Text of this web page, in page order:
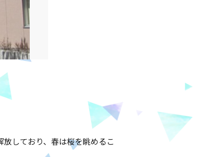
しており、春は桜を眺めるこ